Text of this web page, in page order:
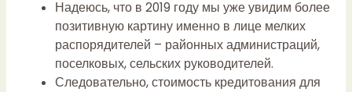
Надеюсь, что в 2019 году мы уже увидим более
позитивную картину именно в лице мелких
распорядителей – районных администраций,
поселковых, сельских руководителей.
Следовательно, стоимость кредитования для